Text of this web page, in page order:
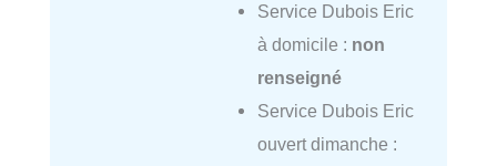
Service Dubois Eric
à domicile : non
renseigné
Service Dubois Eric
ouvert dimanche :